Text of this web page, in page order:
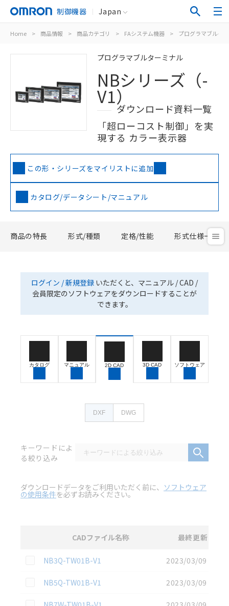
制御機器 Japan
Home > 商品情報 > 商品カテゴリ > FAシステム機器 > プログラマブルタ
プログラマブルターミナル
NBシリーズ（-
V1）
ダウンロード資料一覧
「超ローコスト制御」を実
現する カラー表示器
この形・シリーズをマイリストに追加
カタログ/データシート/マニュアル
商品の特長 形式/種類 定格/性能 形式仕様一覧
ログイン / 新規登録 いただくと、マニュアル / CAD /
会員限定のソフトウェアをダウンロードすることが
できます。
カタログ マニュアル 2D CAD 3D CAD ソフトウェア
DXF DWG
キーワードによ
る絞り込み
ダウンロードデータをご利用いただく前に、 ソフトウェア
の使用条件を必ずお読みください。
CADファイル名称 最終更新
この資料を選択
NB3Q-TW01B-V1
2023/03/09
この資料を選択
NB5Q-TW01B-V1
2023/03/09
この資料を選択